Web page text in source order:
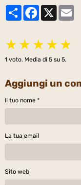
PartagerFacebook
X
★ ★ ★ ★ ★
1 voto. Media di 5 su 5.
Aggiungi un
Il tuo nome
La tua email
Sito web